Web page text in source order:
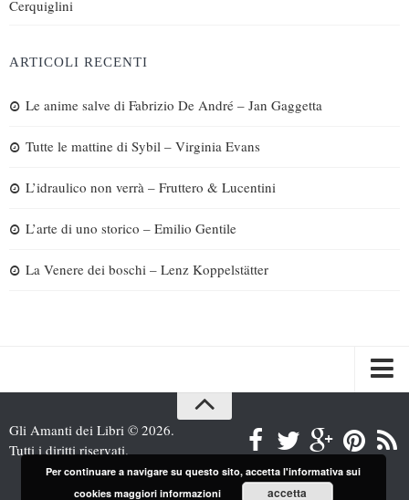
Cerquiglini
ARTICOLI RECENTI
Le anime salve di Fabrizio De André – Jan Gaggetta
Tutte le mattine di Sybil – Virginia Evans
L’idraulico non verrà – Fruttero & Lucentini
L’arte di uno storico – Emilio Gentile
La Venere dei boschi – Lenz Koppelstätter
Recensioni
Interviste & Incontri
Gli Amanti dei Libri © 2026.
Tutti i diritti riservati.
Per continuare a navigare su questo sito, accetta l'informativa sui
cookies maggiori informazioni accetta